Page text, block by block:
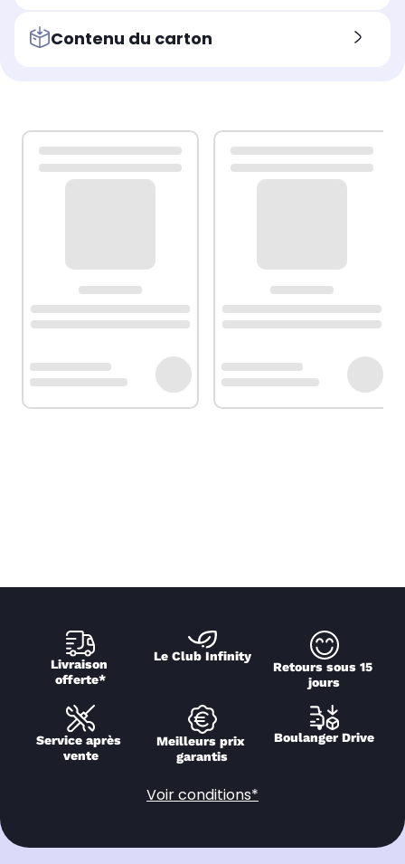
Contenu du carton
Livraison
offerte*
Le Club Infinity
Retours sous 15
jours
Service après
vente
Meilleurs prix
garantis
Boulanger Drive
Voir conditions*